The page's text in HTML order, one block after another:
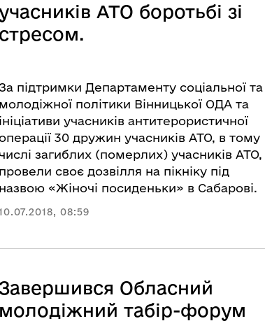
АТО боротьбі зі
стресом.
підтримки Департаменту соціальної та
молодіжної політики Вінницької ОДА та
ініціативи учасників антитерористичної
30 дружин учасників АТО, в тому
числі загиблих (померлих) учасників АТО,
провели своє дозвілля на пікніку під
назвою «Жіночі посиденьки» в Сабарові.
08:59
Завершився Обласний
молодіжний табір-форум